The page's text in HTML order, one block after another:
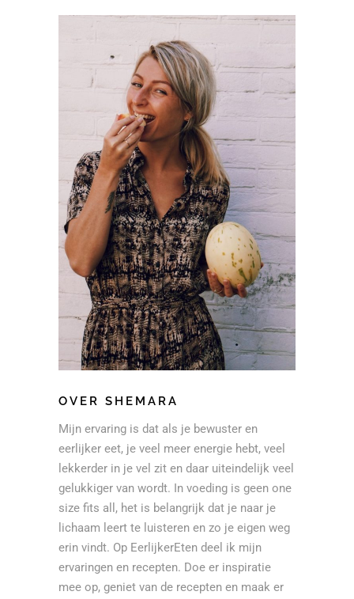
OVER SHEMARA
Mijn ervaring is dat als je bewuster en
eerlijker eet, je veel meer energie hebt, veel
lekkerder in je vel zit en daar uiteindelijk veel
gelukkiger van wordt. In voeding is geen one
size fits all, het is belangrijk dat je naar je
lichaam leert te luisteren en zo je eigen weg
erin vindt. Op EerlijkerEten deel ik mijn
ervaringen en recepten. Doe er inspiratie
mee op, geniet van de recepten en maak er